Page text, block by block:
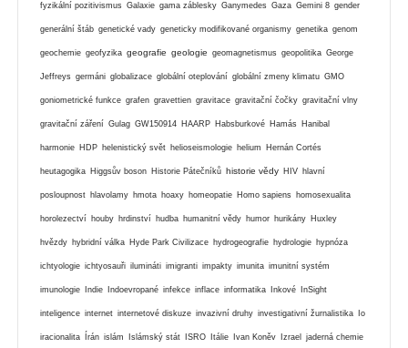
fyzikální pozitivismus Galaxie gama záblesky Ganymedes Gaza Gemini 8 gender
generální štáb genetické vady geneticky modifikované organismy genetika genom
geochemie geofyzika geografie geologie geomagnetismus geopolitika George
Jeffreys germáni globalizace globální oteplování globální zmeny klimatu GMO
goniometrické funkce grafen gravettien gravitace gravitační čočky gravitační vlny
gravitační záření Gulag GW150914 HAARP Habsburkové Hamás Hanibal
harmonie HDP helenistický svět helioseismologie helium Hernán Cortés
heutagogika Higgsův boson Historie Pátečníků historie vědy HIV hlavní
posloupnost hlavolamy hmota hoaxy homeopatie Homo sapiens homosexualita
horolezectví houby hrdinství hudba humanitní vědy humor hurikány Huxley
hvězdy hybridní válka Hyde Park Civilizace hydrogeografie hydrologie hypnóza
ichtyologie ichtyosauři ilumináti imigranti impakty imunita imunitní systém
imunologie Indie Indoevropané infekce inflace informatika Inkové InSight
inteligence internet internetové diskuze invazivní druhy investigativní žurnalistika Io
iracionalita Írán islám Islámský stát ISRO Itálie Ivan Koněv Izrael jaderná chemie